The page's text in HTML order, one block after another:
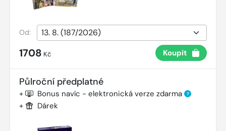
Od:
1708 Kč Koupit
Půlroční předplatné
+ Bonus navíc - elektronická verze zdarma ?
+ Dárek